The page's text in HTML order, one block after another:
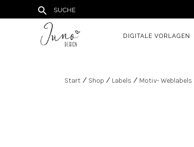
DIGITALE VORLAGEN
Start / Shop / Labels / Motiv- Weblabels